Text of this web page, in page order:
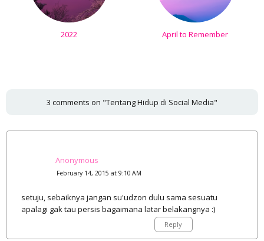
2022 April to Remember
3 comments on "Tentang Hidup di Social Media"
Anonymous
February 14, 2015 at 9:10 AM
setuju, sebaiknya jangan su'udzon dulu sama sesuatu
apalagi gak tau persis bagaimana latar belakangnya :)
Reply